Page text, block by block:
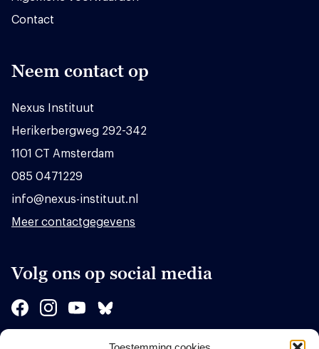
Contact
Neem contact op
Nexus Instituut
Herikerbergweg 292-342
1101 CT Amsterdam
085 0471229
info@nexus-instituut.nl
Meer contactgegevens
Volg ons op social media